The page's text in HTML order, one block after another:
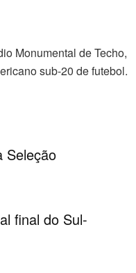
Monumental de Techo,
sub-20 de futebol.
Seleção
final do Sul-